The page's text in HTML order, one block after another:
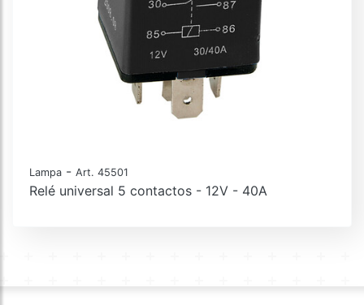
Lampa - Art. 45501
Relé universal 5 contactos - 12V - 40A